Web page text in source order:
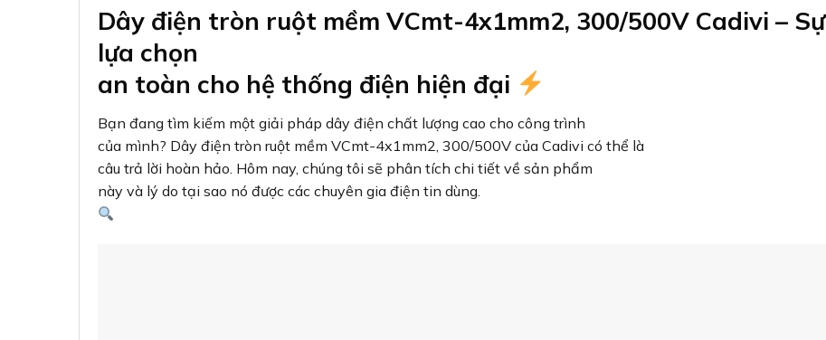
Dây điện tròn ruột mềm VCmt-4x1mm2, 300/500V Cadivi – Sự
lựa chọn
an toàn cho hệ thống điện hiện đại
Bạn đang tìm kiếm một giải pháp dây điện chất lượng cao cho công trình
của mình? Dây điện tròn ruột mềm VCmt-4x1mm2, 300/500V của Cadivi có thể là
câu trả lời hoàn hảo. Hôm nay, chúng tôi sẽ phân tích chi tiết về sản phẩm
này và lý do tại sao nó được các chuyên gia điện tin dùng.